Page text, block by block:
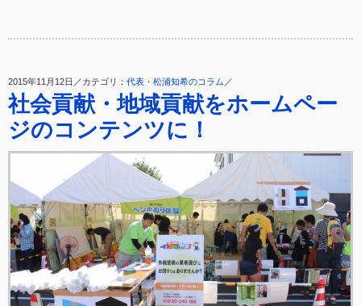
2015年11月12日／カテゴリ： 代表・松浦知希のコラム ／
社会貢献・地域貢献をホームペー
ジのコンテンツに！